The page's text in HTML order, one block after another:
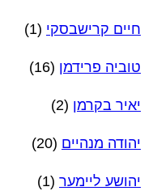
חיים קרישבסקי (1)
טוביה פרידמן (16)
יאיר בקרמן (2)
יהודה מנהיים (20)
יהושע ליימער (1)